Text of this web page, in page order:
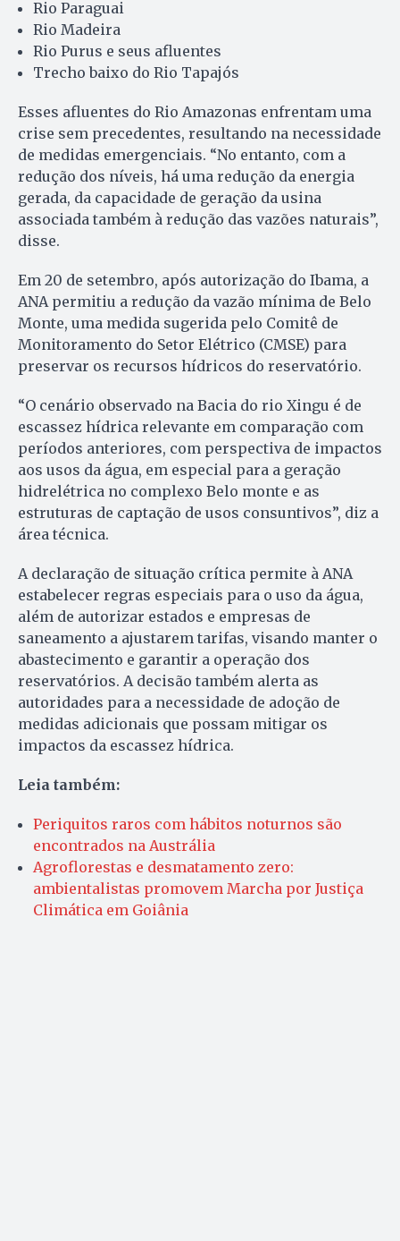
Rio Paraguai
Rio Madeira
Rio Purus e seus afluentes
Trecho baixo do Rio Tapajós
Esses afluentes do Rio Amazonas enfrentam uma
crise sem precedentes, resultando na necessidade
de medidas emergenciais. “No entanto, com a
redução dos níveis, há uma redução da energia
gerada, da capacidade de geração da usina
associada também à redução das vazões naturais”,
disse.
Em 20 de setembro, após autorização do Ibama, a
ANA permitiu a redução da vazão mínima de Belo
Monte, uma medida sugerida pelo Comitê de
Monitoramento do Setor Elétrico (CMSE) para
preservar os recursos hídricos do reservatório.
“O cenário observado na Bacia do rio Xingu é de
escassez hídrica relevante em comparação com
períodos anteriores, com perspectiva de impactos
aos usos da água, em especial para a geração
hidrelétrica no complexo Belo monte e as
estruturas de captação de usos consuntivos”, diz a
área técnica.
A declaração de situação crítica permite à ANA
estabelecer regras especiais para o uso da água,
além de autorizar estados e empresas de
saneamento a ajustarem tarifas, visando manter o
abastecimento e garantir a operação dos
reservatórios. A decisão também alerta as
autoridades para a necessidade de adoção de
medidas adicionais que possam mitigar os
impactos da escassez hídrica.
Leia também:
Periquitos raros com hábitos noturnos são
encontrados na Austrália
Agroflorestas e desmatamento zero:
ambientalistas promovem Marcha por Justiça
Climática em Goiânia